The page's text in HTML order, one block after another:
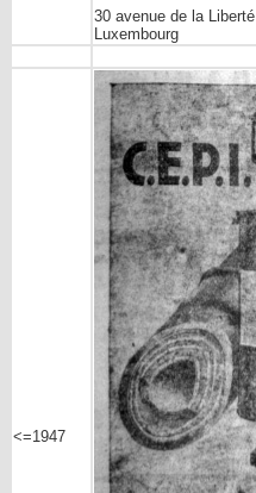
30 avenue de la Liberté
Luxembourg
<=1947